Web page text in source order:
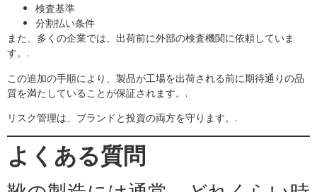
検査基準
分割払い条件
また、多くの企業では、出荷前に外部の検査機関に依頼していま
す。.
この追加の手順により、製品が工場を出荷される前に期待通りの品
質を満たしていることが保証されます。.
リスク管理は、ブランドと投資の両方を守ります。.
よくある質問